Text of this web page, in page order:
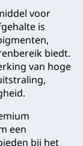
voor
is
biedt.
van hoge
een
bij het